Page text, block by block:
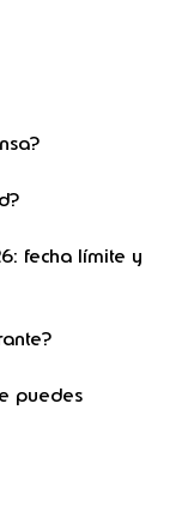
fecha límite y
puedes